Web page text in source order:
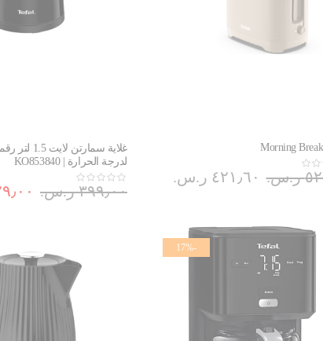
Morning
٤٢١٫٦٠ ر.س.‏ ر.س.‏
لدرجة الحرارة | KO853840
٣٩٩٫٠٠ ر.س.‏
-17%